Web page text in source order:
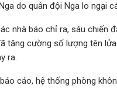
do quân đội Nga lo ngại
nhà báo chỉ ra, sáu chiến
tăng cường số lượng tên
ra.
cáo, hệ thống phòng